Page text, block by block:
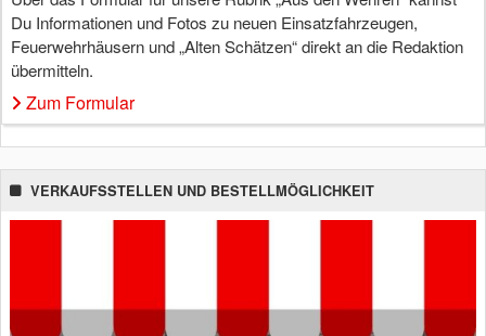
Du Informationen und Fotos zu neuen Einsatzfahrzeugen,
Feuerwehrhäusern und „Alten Schätzen“ direkt an die Redaktion
übermitteln.
Zum Formular
VERKAUFSSTELLEN UND BESTELLMÖGLICHKEIT